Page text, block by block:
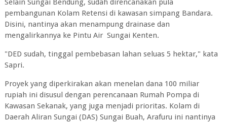
Selain Sungai Bendung, sudah direncanakan pula
pembangunan Kolam Retensi di kawasan simpang Bandara.
Disini, nantinya akan menampung drainase dan
mengalirkannya ke Pintu Air Sungai Kenten.
"DED sudah, tinggal pembebasan lahan seluas 5 hektar," kata
Sapri.
Proyek yang diperkirakan akan menelan dana 100 miliar
rupiah ini disusul dengan perencanaan Rumah Pompa di
Kawasan Sekanak, yang juga menjadi prioritas. Kolam di
Daerah Aliran Sungai (DAS) Sungai Buah, Arafuru ini nantinya